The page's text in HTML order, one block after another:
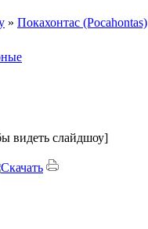
» Покахонтас (Pocahontas)
видеть слайдшоу]